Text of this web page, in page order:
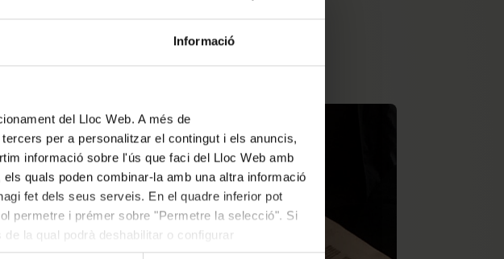
Informació
del Lloc Web. A més de
per a personalitzar el contingut i els anuncis,
informació sobre l'ús que faci del Lloc Web amb
quals poden combinar-la amb una altra informació
fet dels seus serveis. En el quadre inferior pot
permetre i prémer sobre "Permetre la selecció". Si
de la qual podrà deshabilitar o configurar